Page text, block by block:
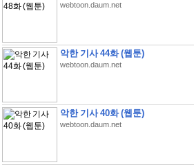
webtoon.daum.net
악한 기사 44화 (웹툰)
webtoon.daum.net
악한 기사 40화 (웹툰)
webtoon.daum.net